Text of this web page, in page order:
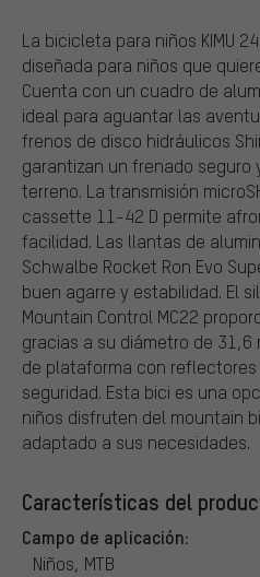
La bicicleta para niños KIMU
diseñada para niños que
Cuenta con un cuadro de
ideal para aguantar las
frenos de disco hidráulicos
garantizan un frenado
terreno. La transmisión
cassette 11-42 D permite
facilidad. Las llantas de
Schwalbe Rocket Ron Evo
buen agarre y estabilidad. El
Mountain Control MC22
gracias a su diámetro de 31,6
de plataforma con
seguridad. Esta bici es una
niños disfruten del mountain
adaptado a sus necesidades.
Características del
Campo de aplicación:
Niños, MTB